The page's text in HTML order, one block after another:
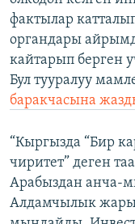
фактылар
органдары
кайтарып берген
Бул тууралуу
баракчасына
“Кыргызда “Бир
чиритет” деген
Арабыздан анча-
Алдамчылык